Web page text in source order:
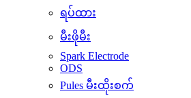
ရပ်ထား
မီးဖိုမီး
Spark Electrode
ODS
Pules မီးထိုးစက်